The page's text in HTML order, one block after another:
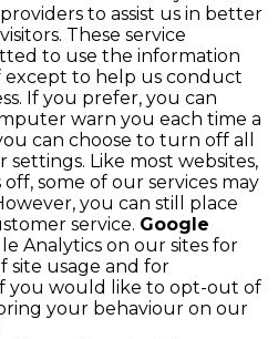
to assist us in better
These service
to use the information
to help us conduct
If you prefer, you can
warn you each time a
can choose to turn off all
settings. Like most websites,
some of our services may
you can still place
service. Google
Analytics on our sites for
site usage and for
you would like to opt-out of
your behaviour on our